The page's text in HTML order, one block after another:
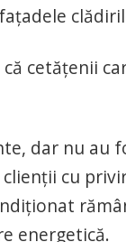
cetățenii
dar nu au
cu
energetică.